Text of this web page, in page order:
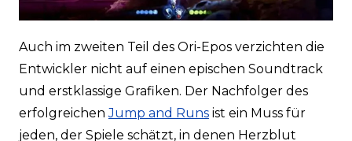
Auch im zweiten Teil des Ori-Epos verzichten die
Entwickler nicht auf einen epischen Soundtrack
und erstklassige Grafiken. Der Nachfolger des
erfolgreichenJump and Runsist ein Muss für
jeden, der Spiele schätzt, in denen Herzblut